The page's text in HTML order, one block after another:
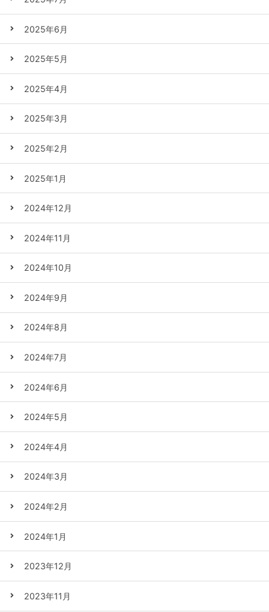
2025年6月
2025年5月
2025年4月
2025年3月
2025年2月
2025年1月
2024年12月
2024年11月
2024年10月
2024年9月
2024年8月
2024年7月
2024年6月
2024年5月
2024年4月
2024年3月
2024年2月
2024年1月
2023年12月
2023年11月